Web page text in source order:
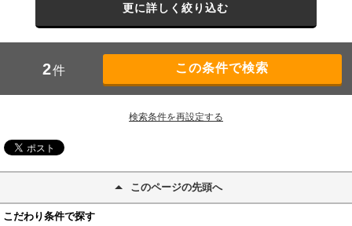
更に詳しく絞り込む
2件
検索条件を再設定する
このページの先頭へ
こだわり条件で探す